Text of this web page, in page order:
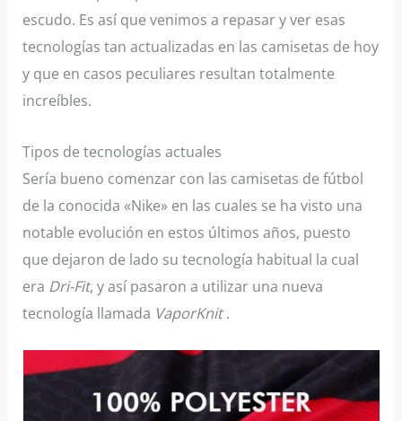
escudo. Es así que venimos a repasar y ver esas
tecnologías tan actualizadas en las camisetas de hoy
y que en casos peculiares resultan totalmente
increíbles.
Tipos de tecnologías actuales
Sería bueno comenzar con las camisetas de fútbol
de la conocida «Nike» en las cuales se ha visto una
notable evolución en estos últimos años, puesto
que dejaron de lado su tecnología habitual la cual
era Dri-Fit, y así pasaron a utilizar una nueva
tecnología llamada VaporKnit.